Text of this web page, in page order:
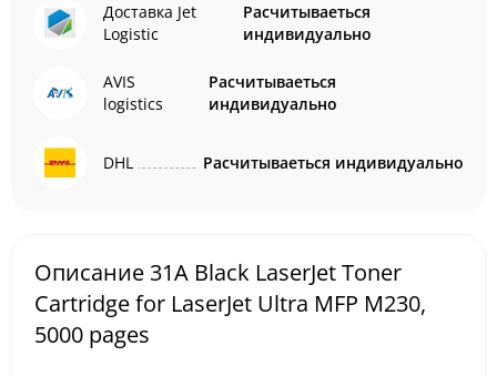
Доставка Jet
Logistic
Расчитываеться
индивидуально
AVIS
logistics
Расчитываеться
индивидуально
DHL Расчитываеться индивидуально
Описание 31A Black LaserJet Toner
Cartridge for LaserJet Ultra MFP M230,
5000 pages